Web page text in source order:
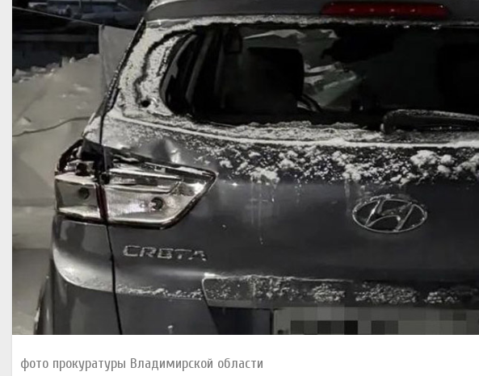
фото прокуратуры Владимирской области